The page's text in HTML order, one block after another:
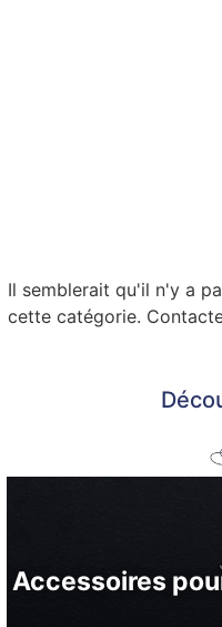
Il semblerait qu'il n'y a
cette catégorie.
Accessoires